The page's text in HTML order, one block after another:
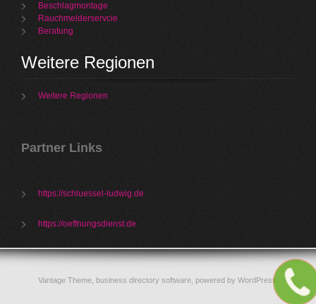
Beschlagmontage
Rauchmelderservcie
Beratung
Weitere Regionen
Weitere Regionen
Partner Links
https://schluessel-ludwig.de
https://oeffnungsdienst.de
Vantage Theme, business directory software, powered by WordPress